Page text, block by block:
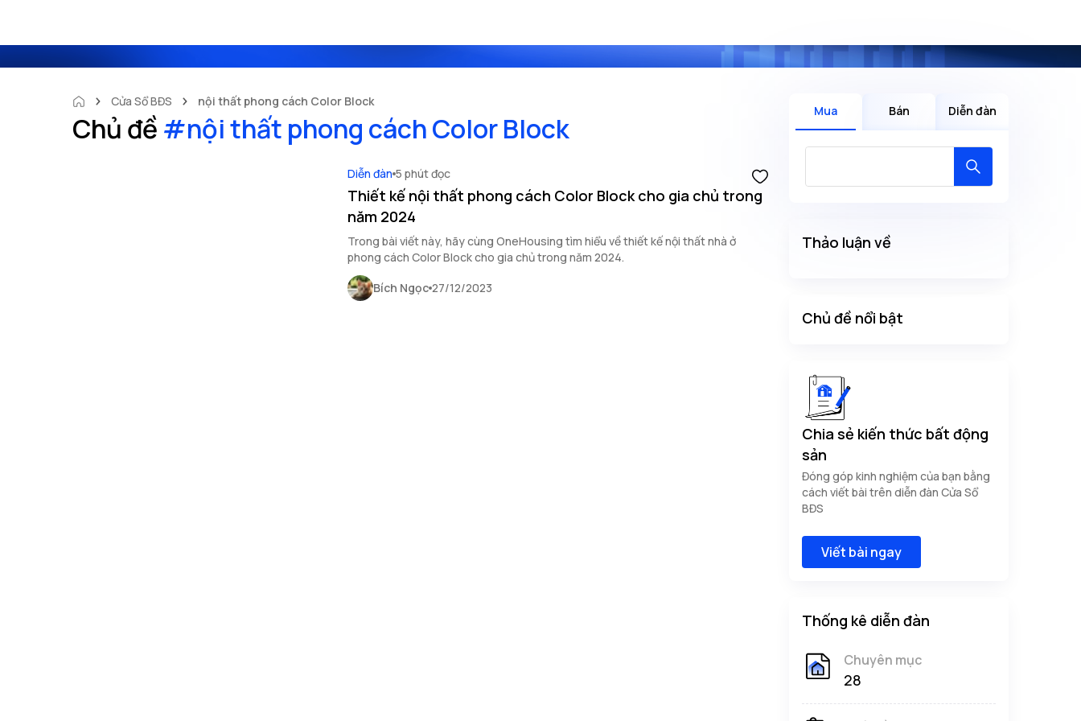
Cửa Sổ BĐS nội thất phong cách Color Block
Chủ đề #nội thất phong cách Color Block
Diễn đàn 5 phút đọc
Thiết kế nội thất phong cách Color Block cho gia chủ trong
năm 2024
Trong bài viết này, hãy cùng OneHousing tìm hiểu về thiết kế nội thất nhà ở
phong cách Color Block cho gia chủ trong năm 2024.
Bích Ngọc 27/12/2023
Mua Bán Diễn đàn
Thảo luận về
Chủ đề nổi bật
Chia sẻ kiến thức bất động
sản
Đóng góp kinh nghiệm của bạn bằng
cách viết bài trên diễn đàn Cửa Sổ
BĐS
Viết bài ngay
Thống kê diễn đàn
Chuyên mục
28